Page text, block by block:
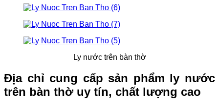
Ly nước trên bàn thờ
Địa chỉ cung cấp sản phẩm ly nước
trên bàn thờ uy tín, chất lượng cao